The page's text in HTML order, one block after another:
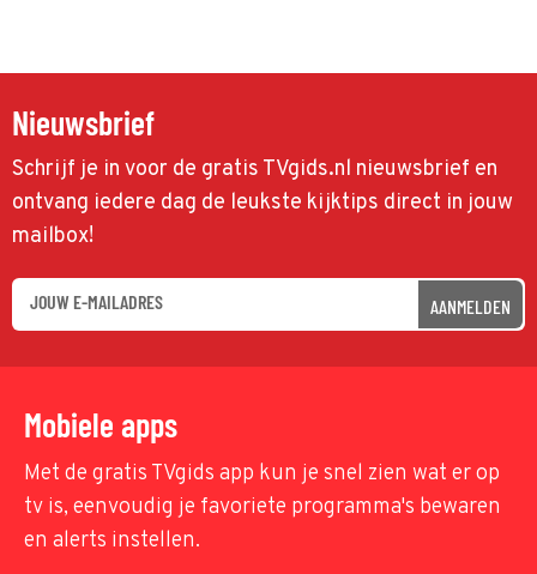
Nieuwsbrief
Schrijf je in voor de gratis TVgids.nl nieuwsbrief en
ontvang iedere dag de leukste kijktips direct in jouw
mailbox!
AANMELDEN
Mobiele apps
Met de gratis TVgids app kun je snel zien wat er op
tv is, eenvoudig je favoriete programma's bewaren
en alerts instellen.